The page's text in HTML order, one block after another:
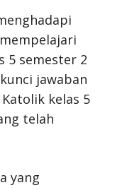
5 semester 2
jawaban
kelas 5
telah
yang